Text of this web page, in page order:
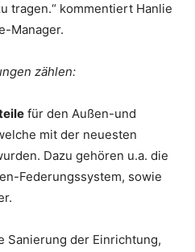
tragen.“ kommentiert Hanlie
Manager.
zählen:
für den Außen-und
mit der neuesten
Dazu gehören u.a. die
Federungssystem, sowie
Sanierung der Einrichtung,